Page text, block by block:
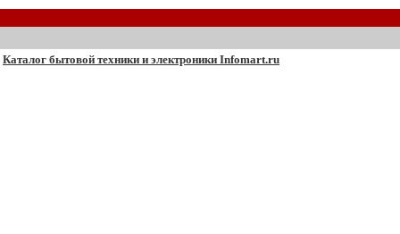
Каталог бытовой техники и электроники Infomart.ru